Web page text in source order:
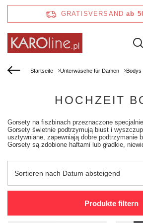
GRATISVERSAND ab
Startseite Unterwäsche für Damen Bodys
HOCHZEIT
Gorsety na fiszbinach przeznaczone
Gorsety świetnie podtrzymują biust i
usztywniane, zapewniają dobre podtrzymanie
Gorsety są zdobione haftami lub gładkie,
Sortierung ändern
Sortieren nach Datum absteigend
Produkte filtern